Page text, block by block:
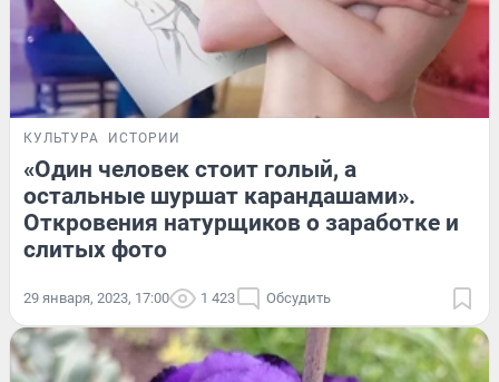
КУЛЬТУРА ИСТОРИИ
«Один человек стоит голый, а
остальные шуршат карандашами».
Откровения натурщиков о заработке и
слитых фото
29 января, 2023, 17:00 1 423 Обсудить